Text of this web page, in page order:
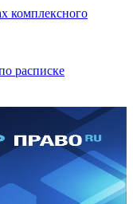
комплексного
расписке